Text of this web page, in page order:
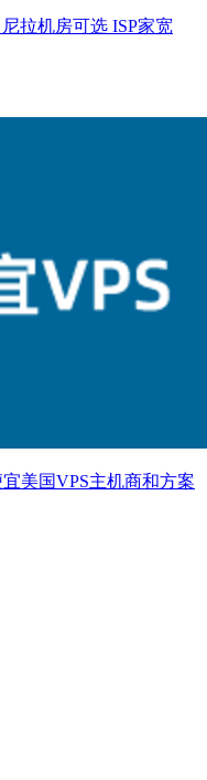
拉机房可选 ISP家宽
美国VPS主机商和方案